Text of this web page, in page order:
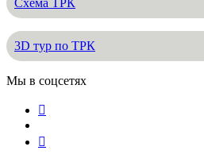
Схема ТРК
3D тур по ТРК
Мы в соцсетях